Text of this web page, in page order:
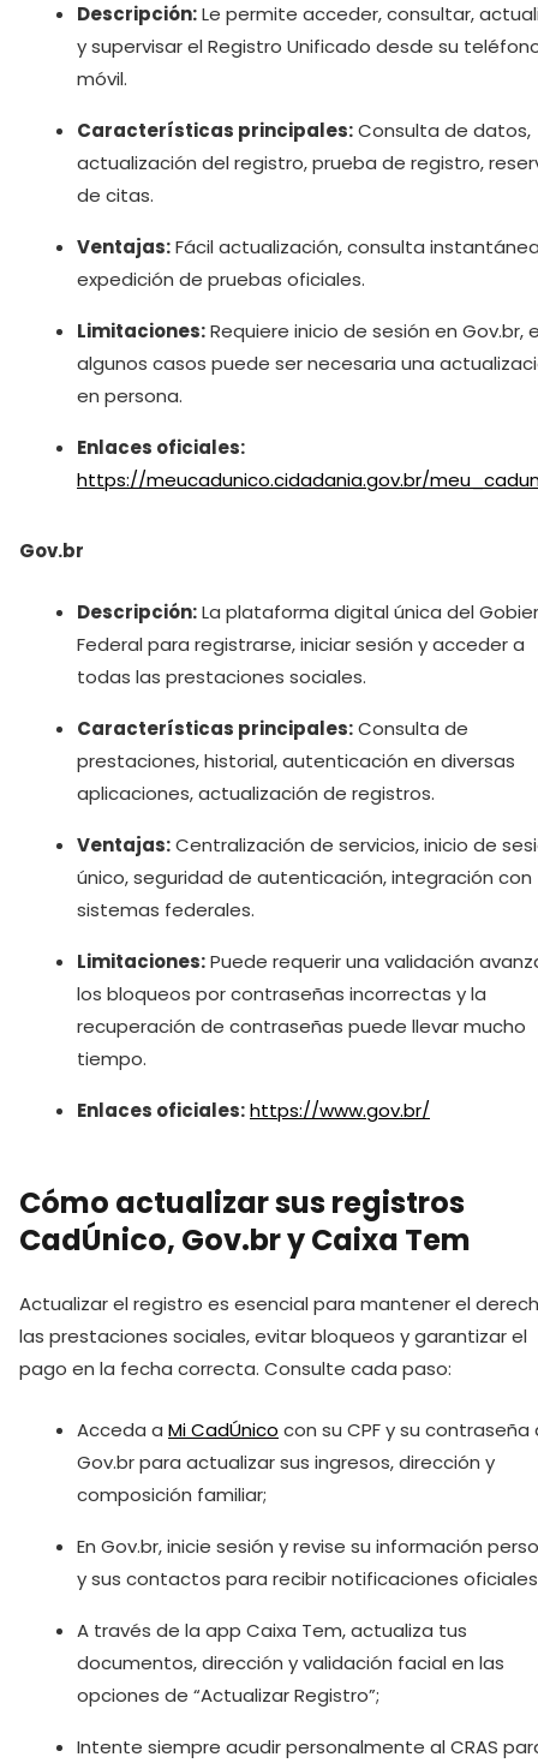
Descripción:Le permite acceder, consultar,
y supervisar el Registro Unificado desde su
móvil.
Características principales:Consulta de datos,
actualización del registro, prueba de registro,
de citas.
Ventajas:Fácil actualización, consulta
expedición de pruebas oficiales.
Limitaciones:Requiere inicio de sesión en Gov.br,
algunos casos puede ser necesaria una
en persona.
Enlaces oficiales:
https://meucadunico.cidadania.gov.br/
Gov.br
Descripción:La plataforma digital única del
Federal para registrarse, iniciar sesión y acceder a
todas las prestaciones sociales.
Características principales:Consulta de
prestaciones, historial, autenticación en diversas
aplicaciones, actualización de registros.
Ventajas:Centralización de servicios, inicio de
único, seguridad de autenticación, integración con
sistemas federales.
Limitaciones:Puede requerir una validación
los bloqueos por contraseñas incorrectas y la
recuperación de contraseñas puede llevar mucho
tiempo.
Enlaces oficiales:https://www.gov.br/
Cómo actualizar sus registros
CadÚnico, Gov.br y Caixa Tem
Actualizar el registro es esencial para mantener el
las prestaciones sociales, evitar bloqueos y garantizar el
pago en la fecha correcta. Consulte cada paso:
Acceda a Mi CadÚnico con su CPF y su contraseña
Gov.br para actualizar sus ingresos, dirección y
composición familiar;
En Gov.br, inicie sesión y revise su información
y sus contactos para recibir notificaciones
A través de la app Caixa Tem, actualiza tus
documentos, dirección y validación facial en las
opciones de “Actualizar Registro”;
Intente siempre acudir personalmente al CRAS